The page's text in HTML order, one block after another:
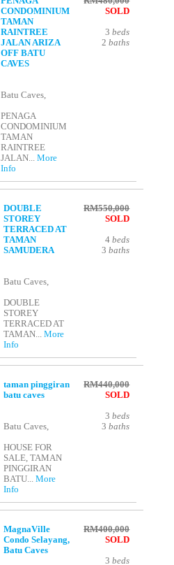
CONDOMINIUM
TAMAN
RAINTREE
JALAN ARIZA
OFF BATU
CAVES
Batu Caves,
PENAGA
CONDOMINIUM
TAMAN
RAINTREE
JALAN...More
Info
SOLD
3 beds
2 baths
DOUBLE
STOREY
TERRACED AT
TAMAN
SAMUDERA
Batu Caves,
DOUBLE
STOREY
TERRACED AT
TAMAN...More
Info
RM550,000
SOLD
4 beds
3 baths
taman pinggiran
batu caves
Batu Caves,
HOUSE FOR
SALE, TAMAN
PINGGIRAN
BATU...More
Info
RM440,000
SOLD
3 beds
3 baths
MagnaVille
Condo Selayang,
Batu Caves
RM400,000
SOLD
3 beds